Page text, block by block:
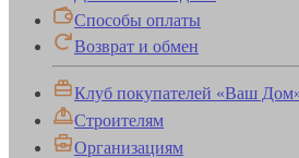
Способы оплаты
Возврат и обмен
Клуб покупателей «Ваш
Строителям
Организациям